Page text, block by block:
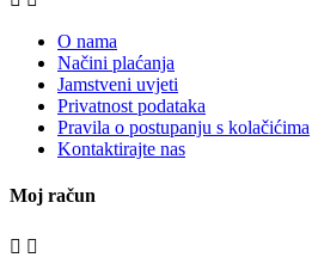
O nama
Načini plaćanja
Jamstveni uvjeti
Privatnost podataka
Pravila o postupanju s kolačićima
Kontaktirajte nas
Moj račun
 